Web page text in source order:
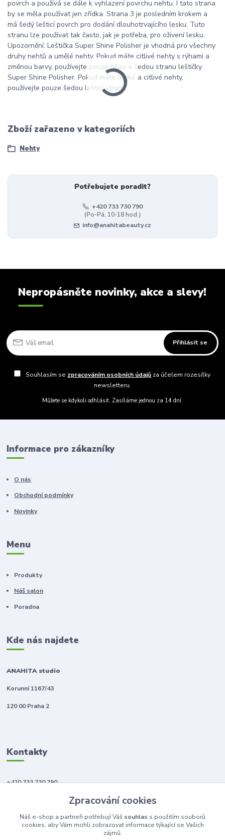
povrch a používá se dále k vyhlazení povrchu nehtu. I tato strana
by se měla používat jen zřídka. Strana 3 je posledním krokem a
má šedý lešticí povrch pro dodání dlouhotrvajícího lesku. Tuto
stranu lze používat tak často, jak je potřeba, pro oživení lesku.
Upozornění: Leštička Super Shine Polisher je vhodná pro všechny
druhy nehtů a umělé nehty. Pokud máte citlivé nehty s rýhami a
změnou barvy, používejte pouze bílou a šedou stranu leštičky
Super Shine Polisher. Pokud máte tenké a citlivé nehty,
používejte pouze šedou lešticí stranu.
Zboží zařazeno v kategoriích
Nehty
Potřebujete poradit?
+420 733 730 790
(Po-Pá, 10-18 hod.)
info@anahitabeauty.cz
Nepropásněte novinky, akce a slevy!
Přihlásit se
Souhlasím se zpracováním osobních údajů za účelem rozesílky
newsletteru.
Můžete se kdykoli odhlásit. Zasíláme jednou za 14 dní.
Informace pro zákazníky
O nás
Obchodní podmínky
Novinky
Menu
Produkty
Náš salon
Poradna
Kde nás najdete
ANAHITA studio
Korunní 1167/43
120 00 Praha 2
Kontakty
+420 733 730 790
Zpracování cookies
Náš e-shop a partneři potřebují Váš souhlas s použitím souborů
cookies, aby Vám mohli zobrazovat informace týkající se Vašich
zájmů.